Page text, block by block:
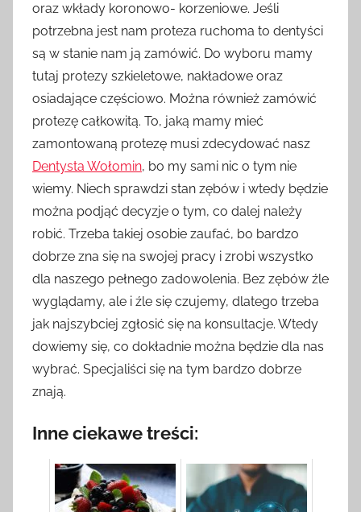
oraz wkłady koronowo- korzeniowe. Jeśli
potrzebna jest nam proteza ruchoma to dentyści
są w stanie nam ją zamówić. Do wyboru mamy
tutaj protezy szkieletowe, nakładowe oraz
osiadające częściowo. Można również zamówić
protezę całkowitą. To, jaką mamy mieć
zamontowaną protezę musi zdecydować nasz
Dentysta Wołomin, bo my sami nic o tym nie
wiemy. Niech sprawdzi stan zębów i wtedy będzie
można podjąć decyzje o tym, co dalej należy
robić. Trzeba takiej osobie zaufać, bo bardzo
dobrze zna się na swojej pracy i zrobi wszystko
dla naszego pełnego zadowolenia. Bez zębów źle
wyglądamy, ale i źle się czujemy, dlatego trzeba
jak najszybciej zgłosić się na konsultacje. Wtedy
dowiemy się, co dokładnie można będzie dla nas
wybrać. Specjaliści się na tym bardzo dobrze
znają.
Inne ciekawe treści: